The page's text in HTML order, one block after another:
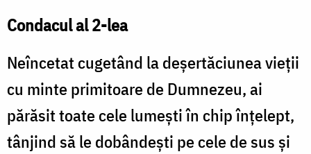
Condacul al 2-lea
Neîncetat cugetând la deșertăciunea vieții
cu minte primitoare de Dumnezeu, ai
părăsit toate cele lumești în chip înțelept,
tânjind să le dobândești pe cele de sus și